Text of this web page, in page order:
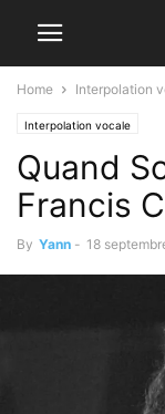
Home Interpolation
Interpolation vocale
Quand
Francis
By Yann - 18